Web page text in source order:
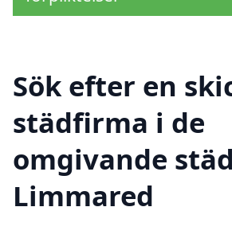
Sök efter en
städfirma i de
omgivande
Limmared